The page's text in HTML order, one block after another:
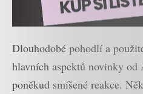
Dlouhodobé pohodlí a
hlavních aspektů novinky
poněkud smíšené reakce.